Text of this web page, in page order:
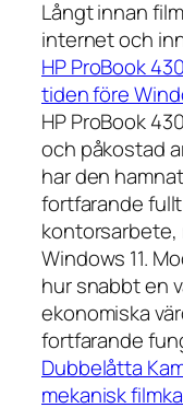
Långt innan
internet och
HP ProBook
tiden före
HP ProBook
och påkostad
har den
fortfarande
Windows 11.
hur snabbt en
ekonomiska
fortfarande
Dubbelåtta
mekanisk